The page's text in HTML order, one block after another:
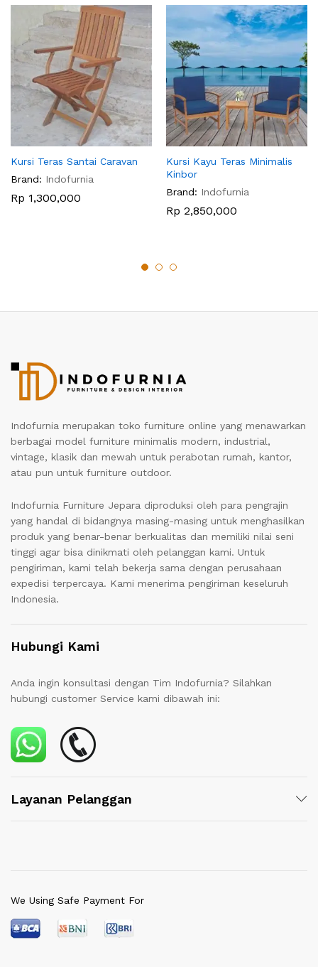
Kursi Teras Santai Caravan
Brand: Indofurnia
Rp 1,300,000
Kursi Kayu Teras Minimalis
Kinbor
Brand: Indofurnia
Rp 2,850,000
Indofurnia merupakan toko furniture online yang menawarkan
berbagai model furniture minimalis modern, industrial,
vintage, klasik dan mewah untuk perabotan rumah, kantor,
atau pun untuk furniture outdoor.
Indofurnia Furniture Jepara diproduksi oleh para pengrajin
yang handal di bidangnya masing-masing untuk menghasilkan
produk yang benar-benar berkualitas dan memiliki nilai seni
tinggi agar bisa dinikmati oleh pelanggan kami. Untuk
pengiriman, kami telah bekerja sama dengan perusahaan
expedisi terpercaya. Kami menerima pengiriman keseluruh
Indonesia.
Hubungi Kami
Anda ingin konsultasi dengan Tim Indofurnia? Silahkan
hubungi customer Service kami dibawah ini:
Layanan Pelanggan
We Using Safe Payment For